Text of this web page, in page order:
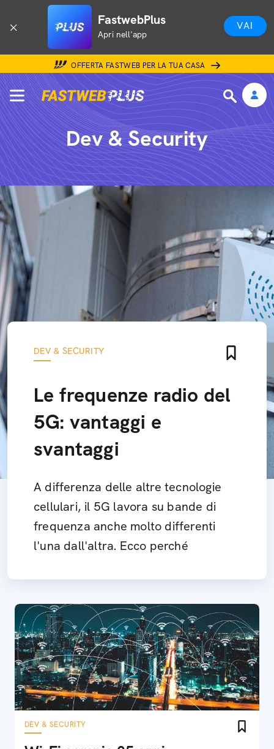
FastwebPlus
Apri nell'app
VAI
OFFERTA FASTWEB PER LA TUA CASA
Dev & Security
DEV & SECURITY
Le frequenze radio del
5G: vantaggi e
svantaggi
A differenza delle altre tecnologie
cellulari, il 5G lavora su bande di
frequenza anche molto differenti
l'una dall'altra. Ecco perché
DEV & SECURITY